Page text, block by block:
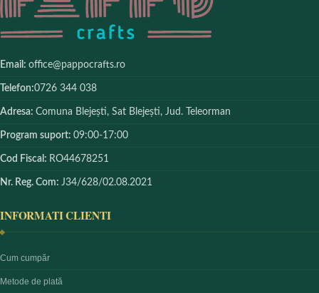
Email: office@pappocrafts.ro
Telefon:0726 344 038
Adresa: Comuna Blejești, Sat Blejești, Jud. Teleorman
Program suport: 09:00-17:00
Cod Fiscal: RO44678251
Nr. Reg. Com: J34/628/02.08.2021
INFORMATI CLIENTI
Cum cumpăr
Metode de plată